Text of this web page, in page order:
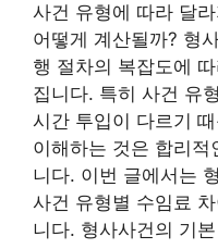
사건 유형에 따라 달
어떻게 계산될까? 형
행 절차의 복잡도에
집니다. 특히 사건 유
시간 투입이 다르기
이해하는 것은 합리적
니다. 이번 글에서는
사건 유형별 수임료
니다. 형사사건의 기